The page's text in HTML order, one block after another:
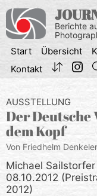
Inhalt
springen
Berichte
Start Übersicht
Kontakt
AUSSTELLUNG
Der Deutsche
dem Kopf
Von Friedhelm
Michael
08.10.2012
2012)